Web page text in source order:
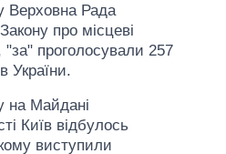
Верховна Рада
про місцеві
проголосували 257
України.
на Майдані
Київ відбулось
виступили